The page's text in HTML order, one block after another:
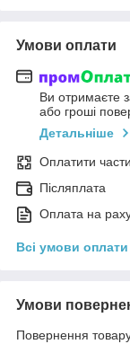
Умови оплати
Ви отримаєте
або гроші
Детальніше
Оплатити
Післяплата
Оплата на
Всі умови оплати
Умови
Повернення